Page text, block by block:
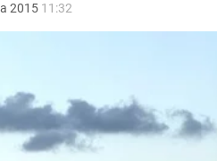
2015 11:32